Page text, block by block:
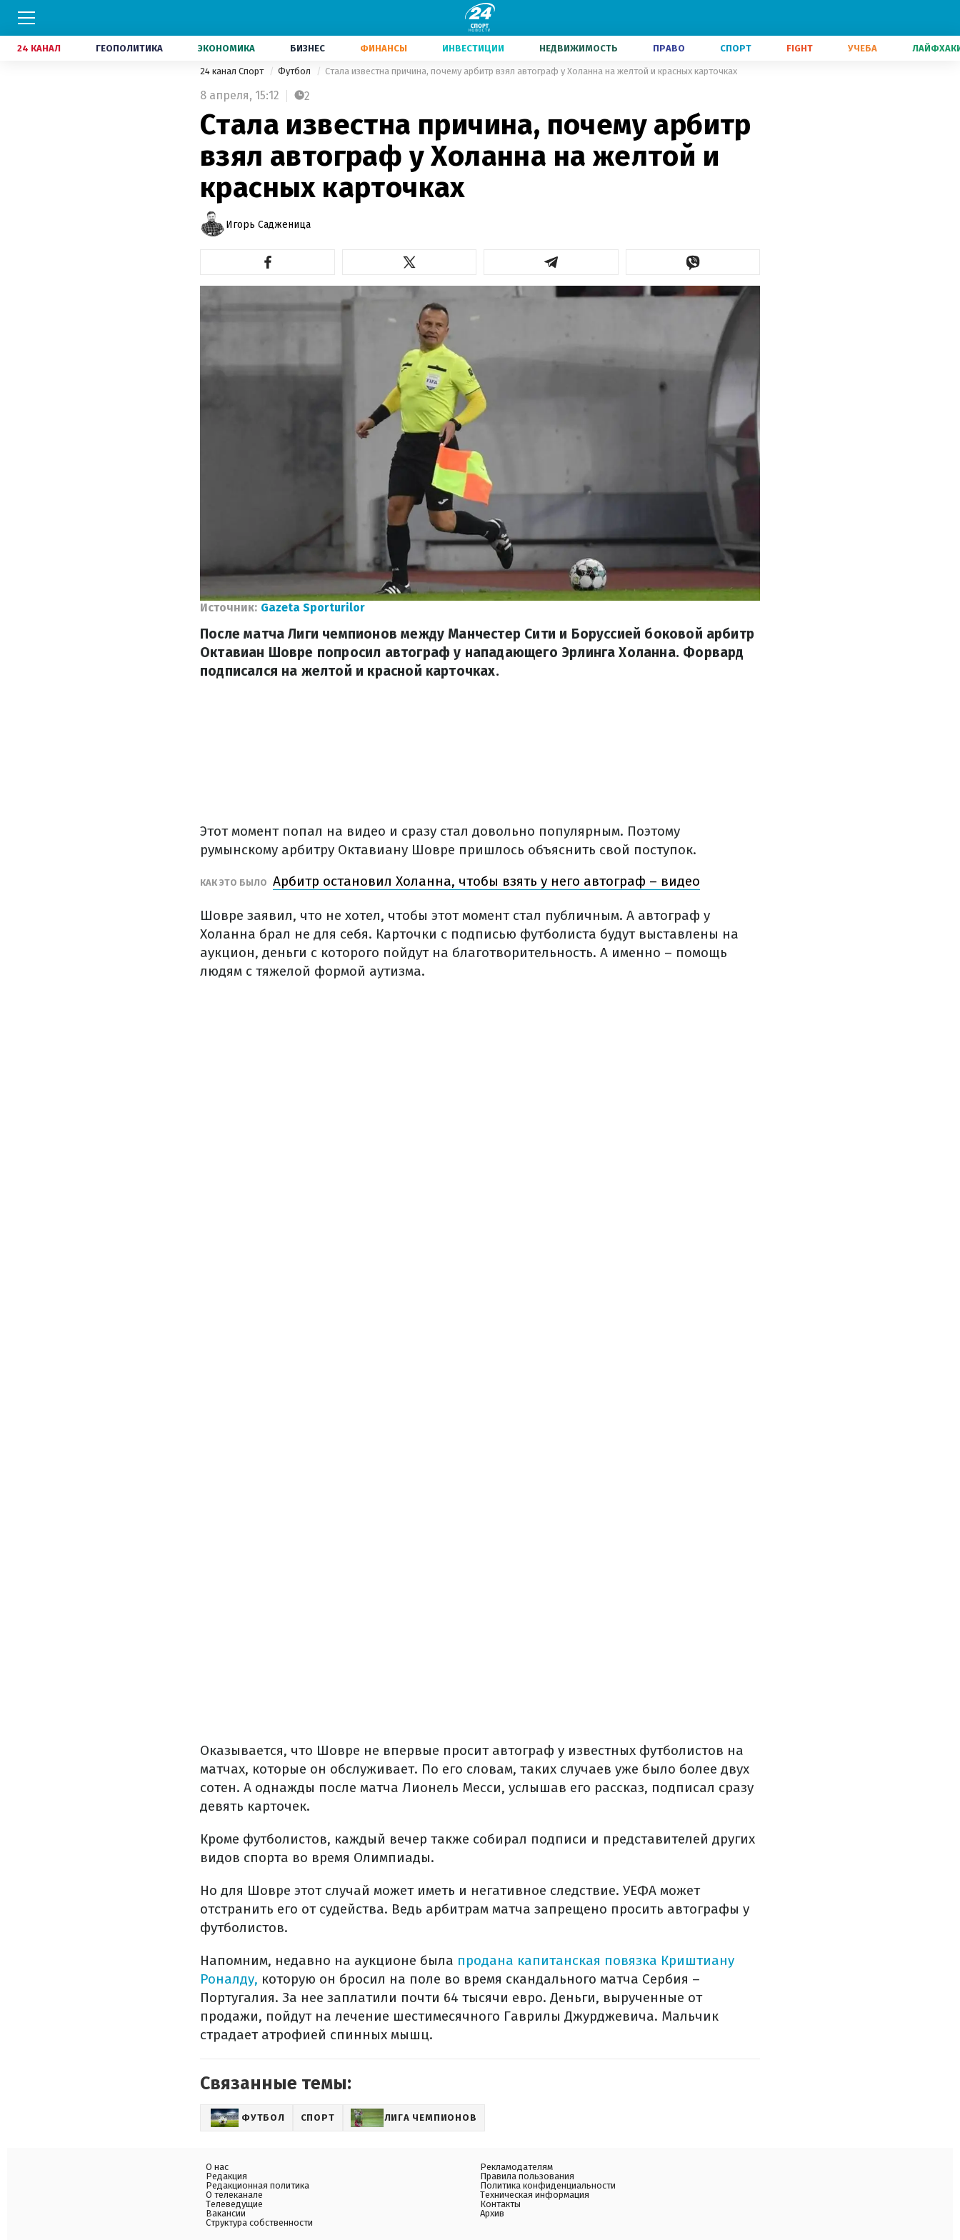
24 КАНАЛ ГЕОПОЛИТИКА ЭКОНОМИКА БИЗНЕС ФИНАНСЫ ИНВЕСТИЦИИ НЕДВИЖИМОСТЬ ПРАВО СПОРТ FIGHT УЧЕБА
24 канал Спорт Футбол Стала известна причина, почему арбитр взял автограф у Холанна на желтой и красных карточках
8 апреля, 15:12 2
Стала известна причина, почему арбитр
взял автограф у Холанна на желтой и
красных карточках
Игорь Садженица
Источник: Gazeta Sporturilor
После матча Лиги чемпионов между Манчестер Сити и Боруссией боковой арбитр
Октавиан Шовре попросил автограф у нападающего Эрлинга Холанна. Форвард
подписался на желтой и красной карточках.
Этот момент попал на видео и сразу стал довольно популярным. Поэтому
румынскому арбитру Октавиану Шовре пришлось объяснить свой поступок.
КАК ЭТО БЫЛО Арбитр остановил Холанна, чтобы взять у него автограф – видео
Шовре заявил, что не хотел, чтобы этот момент стал публичным. А автограф у
Холанна брал не для себя. Карточки с подписью футболиста будут выставлены на
аукцион, деньги с которого пойдут на благотворительность. А именно – помощь
людям с тяжелой формой аутизма.
Оказывается, что Шовре не впервые просит автограф у известных футболистов на
матчах, которые он обслуживает. По его словам, таких случаев уже было более двух
сотен. А однажды после матча Лионель Месси, услышав его рассказ, подписал сразу
девять карточек.
Кроме футболистов, каждый вечер также собирал подписи и представителей других
видов спорта во время Олимпиады.
Но для Шовре этот случай может иметь и негативное следствие. УЕФА может
отстранить его от судейства. Ведь арбитрам матча запрещено просить автографы у
футболистов.
Напомним, недавно на аукционе была продана капитанская повязка Криштиану
Роналду, которую он бросил на поле во время скандального матча Сербия –
Португалия. За нее заплатили почти 64 тысячи евро. Деньги, вырученные от
продажи, пойдут на лечение шестимесячного Гаврилы Джурджевича. Мальчик
страдает атрофией спинных мышц.
Связанные темы:
ФУТБОЛ СПОРТ ЛИГА ЧЕМПИОНОВ
О нас
Редакция
Редакционная политика
О телеканале
Телеведущие
Вакансии
Структура собственности
Рекламодателям
Правила пользования
Политика конфиденциальности
Техническая информация
Контакты
Архив